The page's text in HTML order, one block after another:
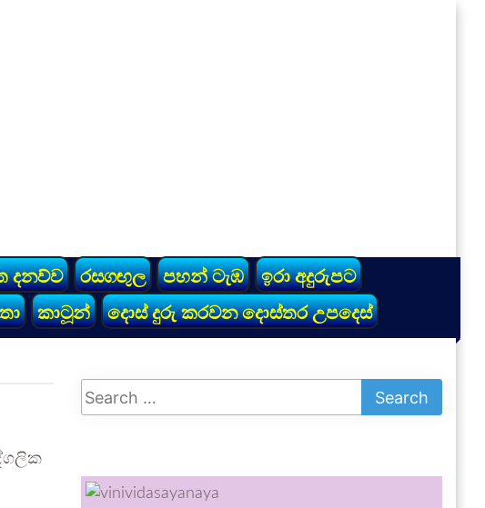
දනව්ව රසගඟුල පහන් ටැඹ
ඉරා අදුරුපට
කාටූන් දොස් දුරු කරවන දොස්තර උපදෙස්